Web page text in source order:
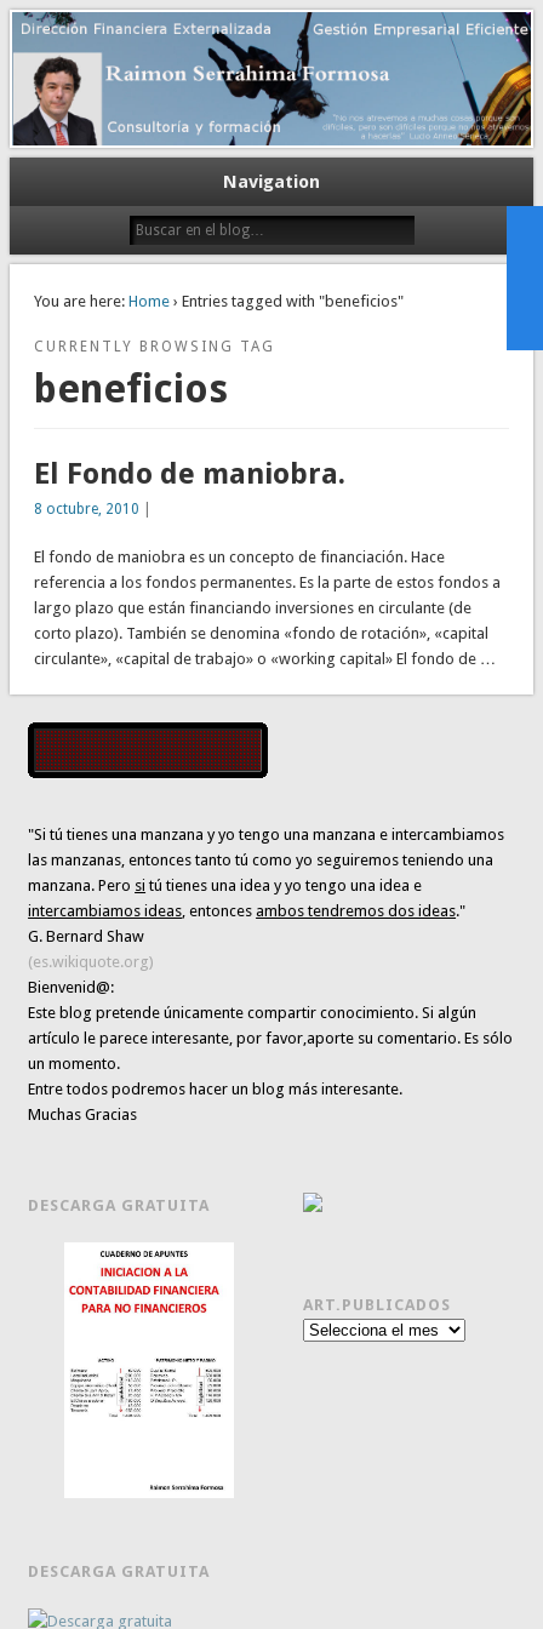
Dirección financiera de la PyME
Gestión empresarial eficiente. Dirección financiera externalizada.
Navigation
You are here: Home› Entries tagged with "beneficios"
CURRENTLY BROWSING TAG
beneficios
El Fondo de maniobra.
8 octubre, 2010
El fondo de maniobra es un concepto de financiación. Hace
referencia a los fondos permanentes. Es la parte de estos fondos a
largo plazo que están financiando inversiones en circulante (de
corto plazo). También se denomina «fondo de rotación», «capital
circulante», «capital de trabajo» o «working capital» El fondo de …
"Si tú tienes una manzana y yo tengo una manzana e intercambiamos
las manzanas, entonces tanto tú como yo seguiremos teniendo una
manzana. Pero si tú tienes una idea y yo tengo una idea e
intercambiamos ideas , entoncesambos tendremos dos ideas."
G. Bernard Shaw
(es.wikiquote.org)
Bienvenid@:
Este blog pretende únicamentecompartir conocimiento. Si algún
artículo le parece interesante,por favor,aporte su comentario. Es sólo
un momento.
Entre todos podremos hacer un blog más interesante.
Muchas Gracias
DESCARGA GRATUITA
DESCARGA GRATUITA
ART.PUBLICADOS
Art.publicados